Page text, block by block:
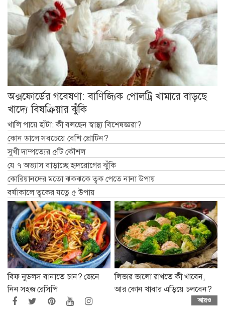
অক্সফোর্ডের গবেষণা: বাণিজ্যিক পোলট্রি খামারে বাড়ছে
খাদ্যে বিষক্রিয়ার ঝুঁকি
খালি পায়ে হাঁটা: কী বলছেন স্বাস্থ্য বিশেষজ্ঞরা?
কোন ডালে সবচেয়ে বেশি প্রোটিন?
সুখী দাম্পত্যের ৫টি কৌশল
যে ৭ অভ্যাস বাড়াচ্ছে হৃদরোগের ঝুঁকি
কোরিয়ানদের মতো ঝকঝকে ত্বক পেতে নানা উপায়
বর্ষাকালে ত্বকের যত্নে ৫ উপায়
বিফ নুডলস বানাতে চান? জেনে
নিন সহজ রেসিপি
লিভার ভালো রাখতে কী খাবেন,
আর কোন খাবার এড়িয়ে চলবেন?
আরও